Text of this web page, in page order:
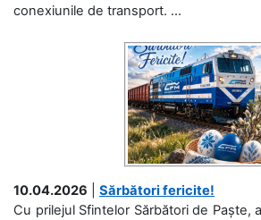
conexiunile de transport. ...
10.04.2026
Sărbători fericite!
Cu prilejul Sfintelor Sărbători de Paște,